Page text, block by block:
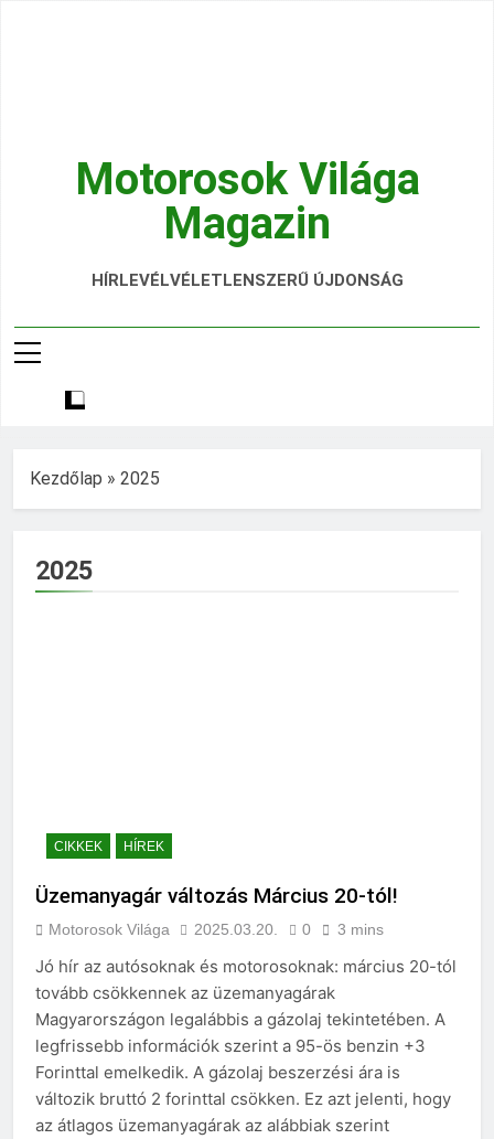
Motorosok Világa
Magazin
Hírek, Tesztek, Élmények Egy Helyen!
HÍRLEVÉLVÉLETLENSZERŰ ÚJDONSÁG
Kezdőlap » 2025
2025
CIKKEK HÍREK
Üzemanyagár változás Március 20-tól!
Motorosok Világa 2025.03.20. 0 3 mins
Jó hír az autósoknak és motorosoknak: március 20-tól
tovább csökkennek az üzemanyagárak
Magyarországon legalábbis a gázolaj tekintetében. A
legfrissebb információk szerint a 95-ös benzin +3
Forinttal emelkedik. A gázolaj beszerzési ára is
változik bruttó 2 forinttal csökken. Ez azt jelenti, hogy
az átlagos üzemanyagárak az alábbiak szerint